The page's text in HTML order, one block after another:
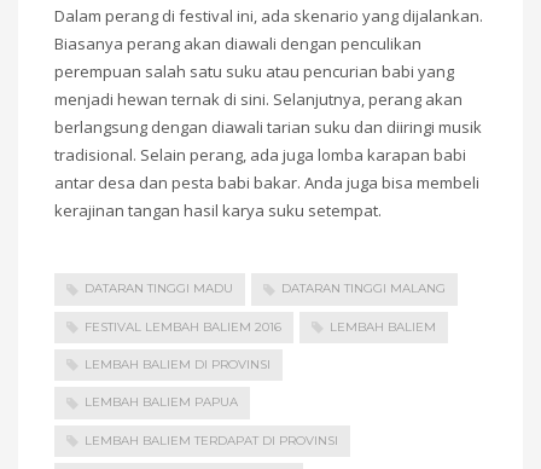
Dalam perang di festival ini, ada skenario yang dijalankan.
Biasanya perang akan diawali dengan penculikan
perempuan salah satu suku atau pencurian babi yang
menjadi hewan ternak di sini. Selanjutnya, perang akan
berlangsung dengan diawali tarian suku dan diiringi musik
tradisional. Selain perang, ada juga lomba karapan babi
antar desa dan pesta babi bakar. Anda juga bisa membeli
kerajinan tangan hasil karya suku setempat.
DATARAN TINGGI MADU DATARAN TINGGI MALANG
FESTIVAL LEMBAH BALIEM 2016 LEMBAH BALIEM
LEMBAH BALIEM DI PROVINSI
LEMBAH BALIEM PAPUA
LEMBAH BALIEM TERDAPAT DI PROVINSI